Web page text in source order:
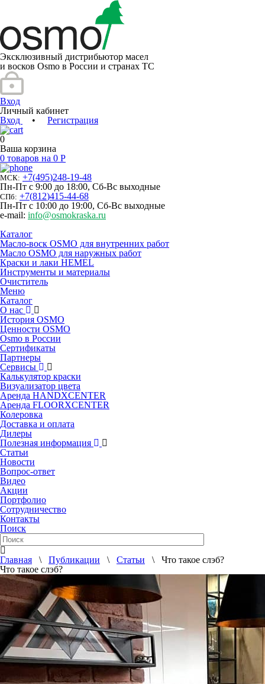
Эксклюзивный дистрибьютор масел
и восков Osmo в России и странах ТС
Вход
Личный кабинет
Вход
• Регистрация
0
Ваша корзина
0 товаров на 0 Р
МСК: +7(495)248-19-48
Пн-Пт с 9:00 до 18:00, Сб-Вс выходные
СПб: +7(812)415-44-68
Пн-Пт с 10:00 до 19:00, Сб-Вс выходные
e-mail: info@osmokraska.ru
Каталог
Масло-воск OSMO для внутренних работ
Масло OSMO для наружных работ
Краски и лаки HEMEL
Инструменты и материалы
Очиститель
Меню
Каталог
О нас
История OSMO
Ценности OSMO
Osmo в России
Сертификаты
Партнеры
Сервисы
Калькулятор краски
Визуализатор цвета
Аренда HANDXCENTER
Аренда FLOORXCENTER
Колеровка
Доставка и оплата
Дилеры
Полезная информация
Статьи
Новости
Вопрос-ответ
Видео
Акции
Портфолио
Сотрудничество
Контакты
Поиск
Главная \ Публикации \ Статьи \ Что такое слэб?
Что такое слэб?